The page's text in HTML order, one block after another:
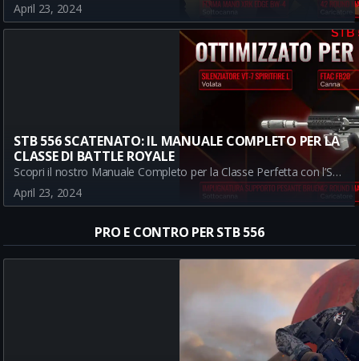
April 23, 2024
STB 556 SCATENATO: IL MANUALE COMPLETO PER LA
CLASSE DI BATTLE ROYALE
Scopri il nostro Manuale Completo per la Classe Perfetta con l’STB 556 in Battle Royale. Scopri l’importanza di ogni accessorio e la migliore strategia per dominare il campo di battaglia. Metti alla prova la nostra classe oggi!
April 23, 2024
PRO E CONTRO PER STB 556